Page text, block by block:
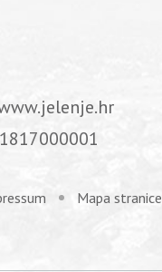
Mapa stranice